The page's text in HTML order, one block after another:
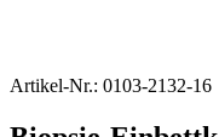
Artikel-Nr.: 0103-2132-16